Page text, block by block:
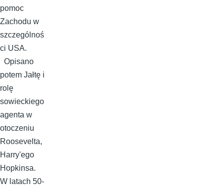
pomoc
Zachodu w
szczególnoś
ci USA.
Opisano
potem Jałtę i
rolę
sowieckiego
agenta w
otoczeniu
Roosevelta,
Harry'ego
Hopkinsa.
W latach 50-